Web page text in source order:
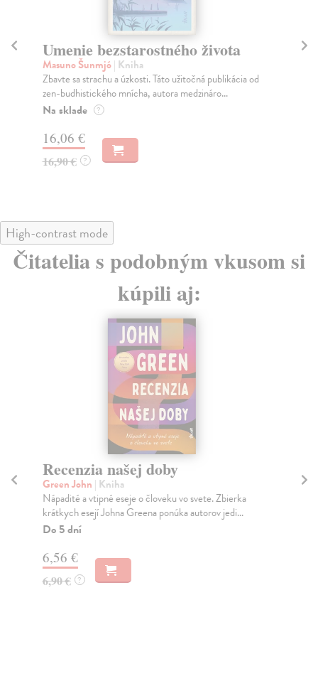
Umenie bezstarostného života
Masuno Šunmjó| Kniha
Zbavte sa strachu a úzkosti. Táto užitočná publikácia od
zen-budhistického mnícha, autora medzináro...
Na sklade ?
16,06 €
16,90 € ?
High-contrast mode
Čitatelia s podobným vkusom si
kúpili aj:
Recenzia našej doby
Green John | Kniha
Nápadité a vtipné eseje o človeku vo svete. Zbierka
krátkych esejí Johna Greena ponúka autorov jedi...
Do 5 dní
6,56 €
6,90 € ?